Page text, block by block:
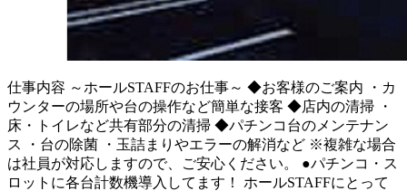
仕事内容 ～ホールSTAFFのお仕事～ ◆お客様のご案内 ・カ
ウンターの場所や台の操作など簡単な接客 ◆店内の清掃 ・
床・トイレなど共有部分の清掃 ◆パチンコ台のメンテナン
ス ・台の除菌 ・玉詰まりやエラーの解消など ※複雑な場合
は社員が対応しますので、ご安心ください。 ●パチンコ・ス
ロットに各台計数機導入してます！ ホールSTAFFにとって